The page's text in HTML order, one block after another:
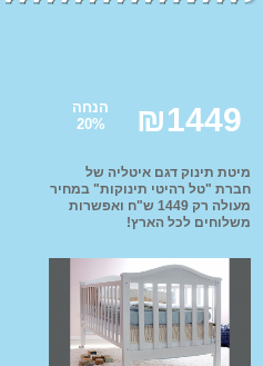
נדנדה לתינוק
₪1449
הנחה
20%
מיטת תינוק דגם איטליה של
חברת "טל רהיטי תינוקות" במחיר
מעולה רק 1449 ש"ח ואפשרות
משלוחים לכל הארץ!